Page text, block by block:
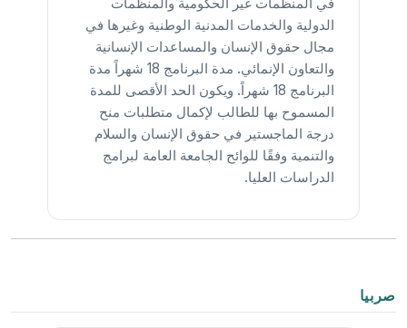
الدولية والخدمات المدنية الوطنية وغيرها في
مجال حقوق الإنسان والمساعدات الإنسانية
والتعاون الإنمائي. مدة البرنامج 18 شهراً مدة
البرنامج 18 شهراً. ويكون الحد الأقصى للمدة
المسموح بها للطالب لإكمال متطلبات منح
درجة الماجستير في حقوق الإنسان والسلام
والتنمية وفقًا للوائح الجامعة العامة لبرامج
الدراسات العليا.
صربيا